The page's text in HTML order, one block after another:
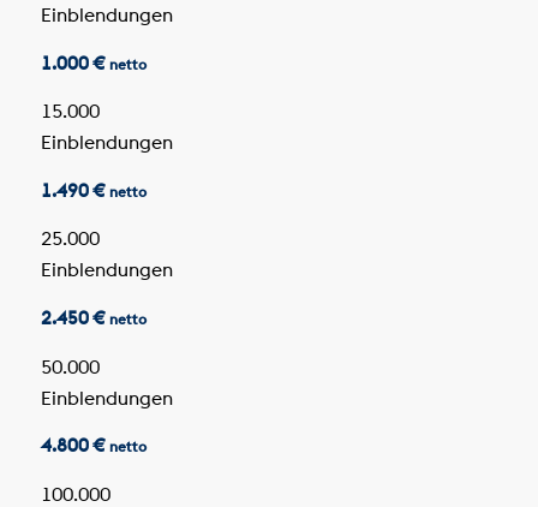
Einblendungen
1.000 € netto
15.000
Einblendungen
1.490 € netto
25.000
Einblendungen
2.450 € netto
50.000
Einblendungen
4.800 € netto
100.000